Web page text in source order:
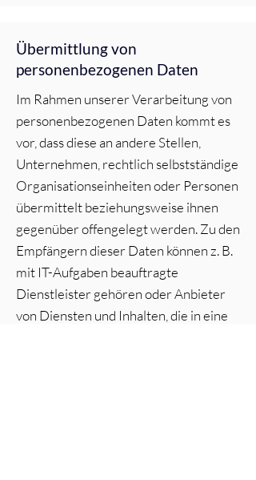
Übermittlung von
personenbezogenen Daten
Im Rahmen unserer Verarbeitung von
personenbezogenen Daten kommt es
vor, dass diese an andere Stellen,
Unternehmen, rechtlich selbstständige
Organisationseinheiten oder Personen
übermittelt beziehungsweise ihnen
gegenüber offengelegt werden. Zu den
Empfängern dieser Daten können z. B.
mit IT-Aufgaben beauftragte
Dienstleister gehören oder Anbieter
von Diensten und Inhalten, die in eine